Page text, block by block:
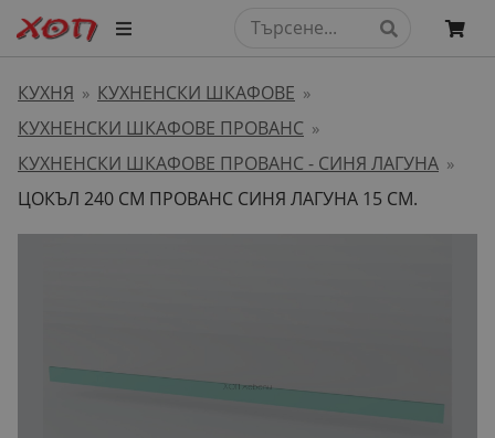
КУХНЯ » КУХНЕНСКИ ШКАФОВЕ »
КУХНЕНСКИ ШКАФОВЕ ПРОВАНС »
КУХНЕНСКИ ШКАФОВЕ ПРОВАНС - СИНЯ ЛАГУНА »
ЦОКЪЛ 240 СМ ПРОВАНС СИНЯ ЛАГУНА 15 СМ.